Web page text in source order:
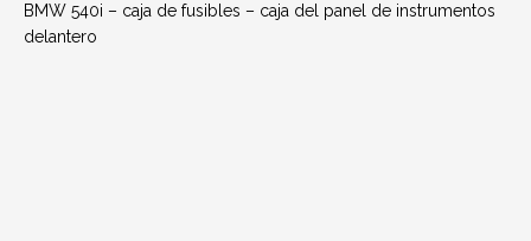
BMW 540i – caja de fusibles – caja del panel de instrumentos
delantero